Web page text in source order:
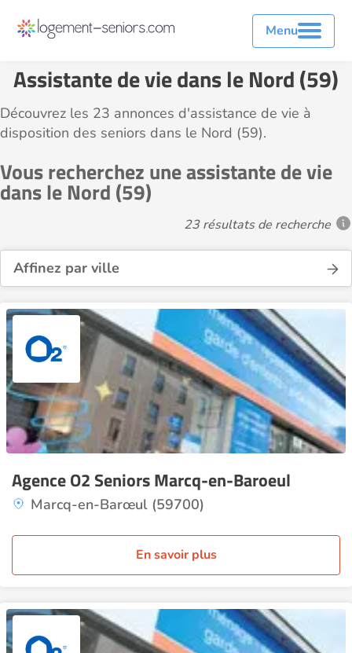
Menu
Assistante de vie dans le Nord (59)
Découvrez les 23 annonces d'assistance de vie à
disposition des seniors dans le Nord (59).
Vous recherchez une assistante de vie
dans le Nord (59)
23 résultats de recherche
Affinez par ville
Agence O2 Seniors Marcq-en-Baroeul
Marcq-en-Barœul (59700)
En savoir plus